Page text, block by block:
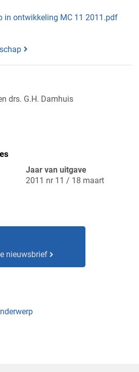
in ontwikkeling MC 11 2011.pdf
drs. G.H. Damhuis
Jaar van uitgave
2011 nr 11 / 18 maart
nieuwsbrief